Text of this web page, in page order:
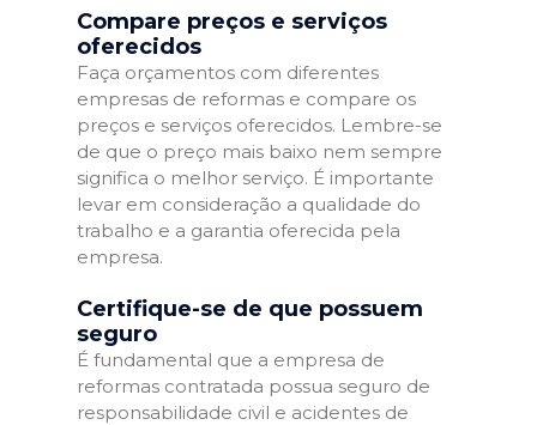
Compare preços e serviços
oferecidos
Faça orçamentos com diferentes
empresas de reformas e compare os
preços e serviços oferecidos. Lembre-se
de que o preço mais baixo nem sempre
significa o melhor serviço. É importante
levar em consideração a qualidade do
trabalho e a garantia oferecida pela
empresa.
Certifique-se de que possuem
seguro
É fundamental que a empresa de
reformas contratada possua seguro de
responsabilidade civil e acidentes de